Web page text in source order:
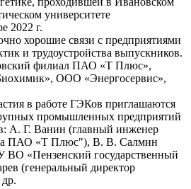
университете
2022 г.
хорошие связи с предприятиями
и трудоустройства выпускников.
филиал ПАО «Т Плюс»,
ООО «Энергосервис»,
в работе ГЭКов приглашаются
промышленных предприятий
А. Г. Ванин (главный инженер
ПАО «Т Плюс"), В. В. Салмин
ВО «Пензенский государственный
(генеральный директор